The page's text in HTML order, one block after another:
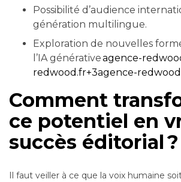
Possibilité d’audience
génération multilingue.
Exploration de nouvelles
l’IA générativeagence-
redwood.fr+3agence-
Comment
ce potentiel en
succès éditorial ?
Il faut veiller à ce que la voix humaine